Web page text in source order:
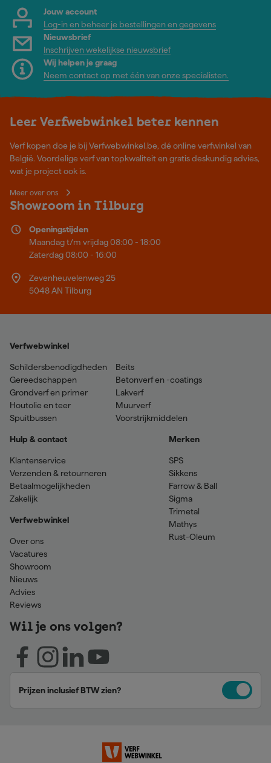
Jouw account
Log-in en beheer je bestellingen en gegevens
Nieuwsbrief
Inschrijven wekelijkse nieuwsbrief
Wij helpen je graag
Neem contact op met één van onze specialisten.
Leer Verfwebwinkel beter kennen
Verf kopen doe je bij Verfwebwinkel.be, dé online verfwinkel van
België. Voordelige verf van topkwaliteit en gratis deskundig advies,
wat je project ook is.
Meer over ons
Showroom in Tilburg
Openingstijden
Maandag t/m vrijdag 08:00 - 18:00
Zaterdag 08:00 - 16:00
Zevenheuvelenweg 25
5048 AN Tilburg
Verfwebwinkel
Schildersbenodigdheden
Gereedschappen
Grondverf en primer
Houtolie en teer
Spuitbussen
Beits
Betonverf en -coatings
Lakverf
Muurverf
Voorstrijkmiddelen
Hulp & contact
Klantenservice
Verzenden & retourneren
Betaalmogelijkheden
Zakelijk
Verfwebwinkel
Over ons
Vacatures
Showroom
Nieuws
Advies
Reviews
Merken
SPS
Sikkens
Farrow & Ball
Sigma
Trimetal
Mathys
Rust-Oleum
Wil je ons volgen?
Prijzen inclusief BTW zien?